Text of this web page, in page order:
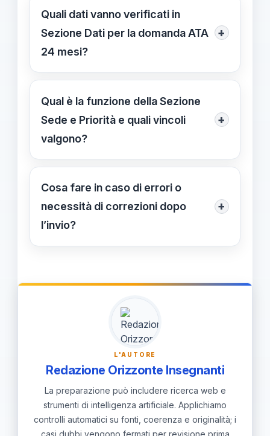
su Polis – Istanze Online per l’anno
scolastico 2026/27. La GUIDA MIM
aiuta a evitare errori comuni e a
riepilogativo.
Quali dati vanno verificati in
Sezione Dati per la domanda ATA
24 mesi?
+
In Sezione Dati vanno inseriti i dati
anagrafici, il punteggio e
l'identificativo dell’istanza; controlla
punteggio e aggiornamenti prima di
Qual è la funzione della Sezione
Sede e Priorità e quali vincoli
valgono?
+
Indichi sedi e priorità; l’inoltro è
vincolato alla regione e provincia di
servizio attuale, quindi valutare sedi
in base alle necessità.
Cosa fare in caso di errori o
necessità di correzioni dopo
l’invio?
+
Se serve, annulla e reinvia la
tramite la funzione Correzioni e l’invio
successivo, con conferma via email.
L'AUTORE
Redazione Orizzonte Insegnanti
La preparazione può includere ricerca web e
strumenti di intelligenza artificiale. Applichiamo
controlli automatici su fonti, coerenza e originalità; i
casi dubbi vengono fermati per revisione prima